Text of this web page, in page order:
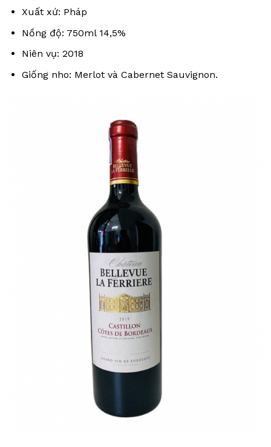
Xuất xứ: Pháp
Nồng độ: 750ml 14,5%
Niên vụ: 2018
Giống nho: Merlot và Cabernet Sauvignon.